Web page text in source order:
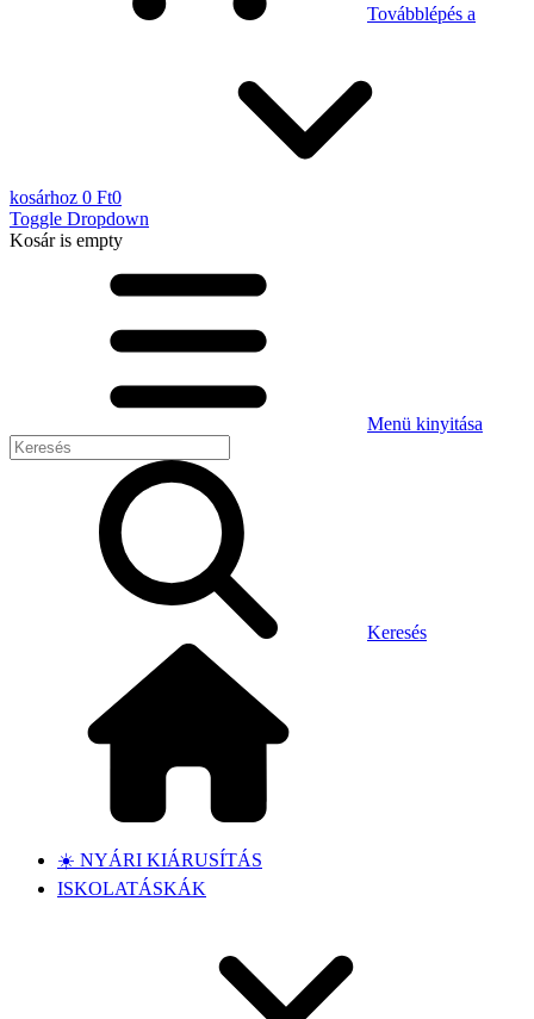
Továbblépés a
kosárhoz 0 Ft0
Toggle Dropdown
Kosáris empty
Menü kinyitása
Keresés
☀️ NYÁRI KIÁRUSÍTÁS
ISKOLATÁSKÁK